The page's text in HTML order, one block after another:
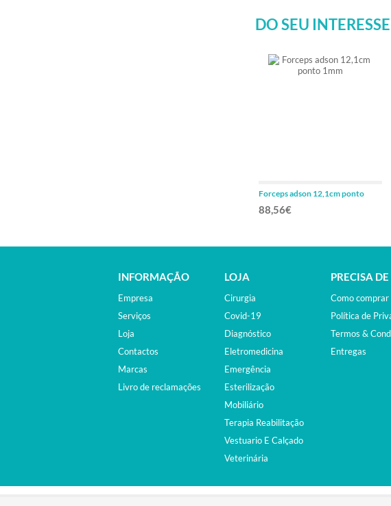
DO SEU INTERESSE
Forceps adson 12,1cm ponto
88,56€
INFORMAÇÃO
Empresa
Serviços
Loja
Contactos
Marcas
Livro de reclamações
LOJA
Cirurgia
Covid-19
Diagnóstico
Eletromedicina
Emergência
Esterilização
Mobiliário
Terapia Reabilitação
Vestuario E Calçado
Veterinária
PRECISA
Como comprar
Política de
Termos &
Entregas